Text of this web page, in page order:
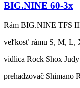
BIG.NINE 60-3x
Rám BIG.NINE TFS
veľkosť rámu S, M, L,
vidlica Rock Shox
prehadzovač Shimano